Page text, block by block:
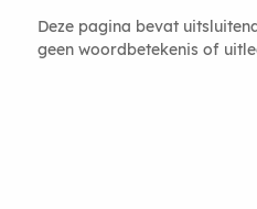
Deze pagina bevat
geen woordbetekenis of